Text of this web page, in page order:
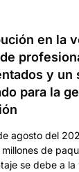
en la
y un
para la
agosto del
millones de
se debe a